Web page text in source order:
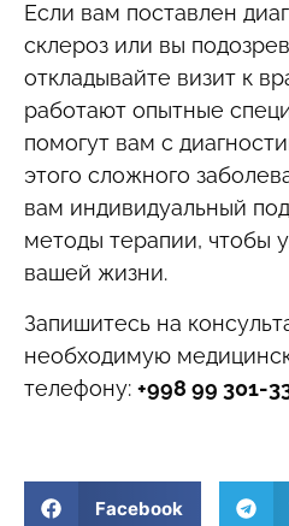
Если вам поставлен
склероз или вы
откладывайте визит к
работают опытные
помогут вам с
этого сложного
вам индивидуальный
методы терапии, чтобы
вашей жизни.
Запишитесь на
необходимую
телефону: +998 99 301-
Facebook